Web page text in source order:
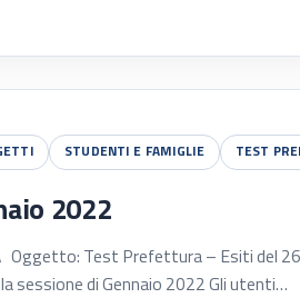
STUDENTI E FAMIGLIE TEST
2022
Oggetto: Test Prefettura – Esiti del
sessione di Gennaio 2022 Gli utenti…